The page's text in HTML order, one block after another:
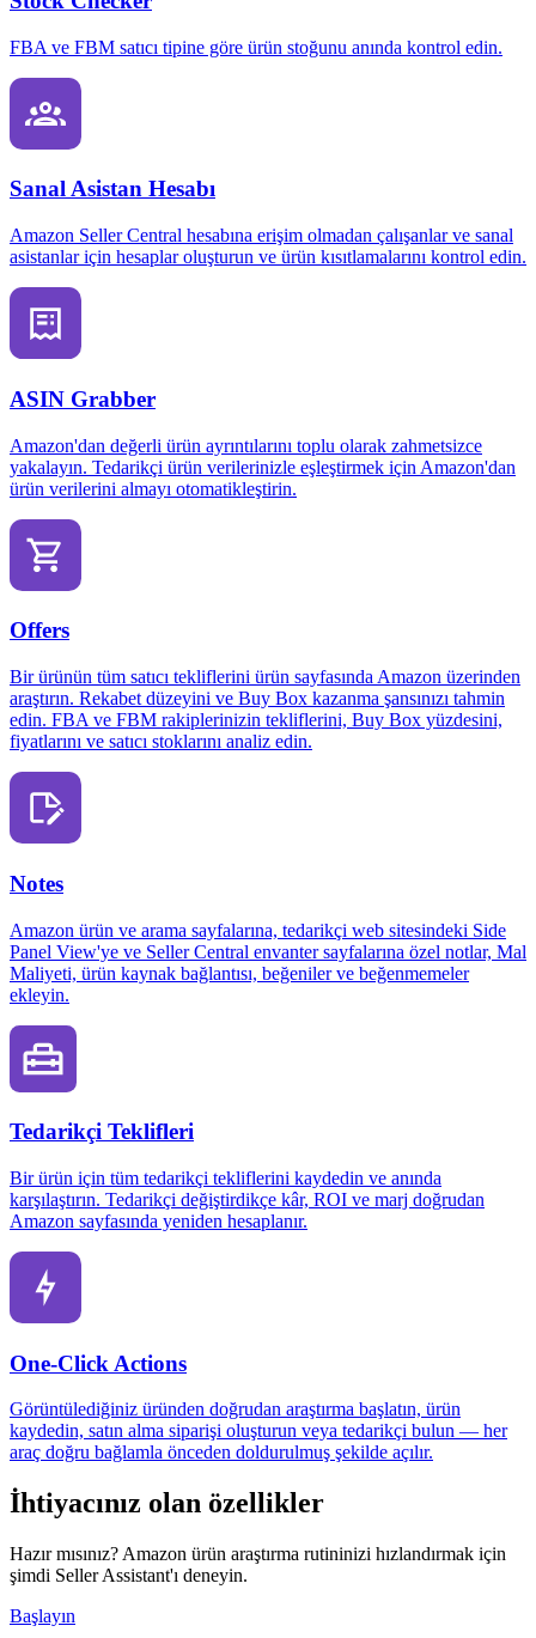
FBA ve FBM satıcı tipine göre ürün stoğunu anında kontrol edin.
Sanal Asistan Hesabı
Amazon Seller Central hesabına erişim olmadan çalışanlar ve sanal
asistanlar için hesaplar oluşturun ve ürün kısıtlamalarını kontrol edin.
ASIN Grabber
Amazon'dan değerli ürün ayrıntılarını toplu olarak zahmetsizce
yakalayın. Tedarikçi ürün verilerinizle eşleştirmek için Amazon'dan
ürün verilerini almayı otomatikleştirin.
Offers
Bir ürünün tüm satıcı tekliflerini ürün sayfasında Amazon üzerinden
araştırın. Rekabet düzeyini ve Buy Box kazanma şansınızı tahmin
edin. FBA ve FBM rakiplerinizin tekliflerini, Buy Box yüzdesini,
fiyatlarını ve satıcı stoklarını analiz edin.
Notes
Amazon ürün ve arama sayfalarına, tedarikçi web sitesindeki Side
Panel View'ye ve Seller Central envanter sayfalarına özel notlar, Mal
Maliyeti, ürün kaynak bağlantısı, beğeniler ve beğenmemeler
ekleyin.
Tedarikçi Teklifleri
Bir ürün için tüm tedarikçi tekliflerini kaydedin ve anında
karşılaştırın. Tedarikçi değiştirdikçe kâr, ROI ve marj doğrudan
Amazon sayfasında yeniden hesaplanır.
One-Click Actions
Görüntülediğiniz üründen doğrudan araştırma başlatın, ürün
kaydedin, satın alma siparişi oluşturun veya tedarikçi bulun — her
araç doğru bağlamla önceden doldurulmuş şekilde açılır.
İhtiyacınız olan özellikler
Hazır mısınız? Amazon ürün araştırma rutininizi hızlandırmak için
şimdi Seller Assistant'ı deneyin.
Başlayın